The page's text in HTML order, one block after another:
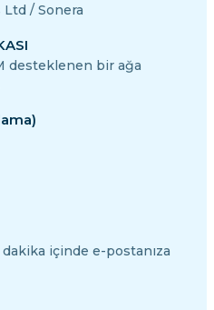
/ Sonera
desteklenen bir ağa
içinde e-postanıza